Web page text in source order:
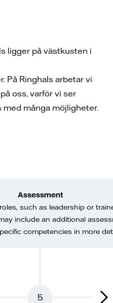
ligger på västkusten i
På Ringhals arbetar vi
oss, varför vi ser
många möjligheter.
5
Assessment
such as leadership or
include an additional
competencies in more